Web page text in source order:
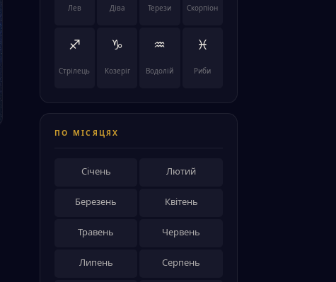
Лев Діва Терези Скорпіон
♐
Стрілець
♑
Козеріг
♒
Водолій
♓
Риби
ПО МІСЯЦЯХ
Січень Лютий
Березень Квітень
Травень Червень
Липень Серпень